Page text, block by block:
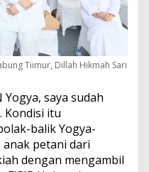
Tiimur, Dillah Hikmah Sari
saya sudah
Kondisi itu
balik Yogya-
anak petani dari
dengan mengambil